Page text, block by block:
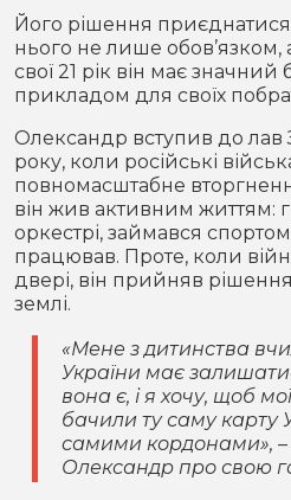
Конфлікти
Партнери
Спорт
Спорт
Футбол
Контакти
Підписатись на
Його рішення приєднатися
нього не лише обов’язком,
свої 21 рік він має
прикладом для своїх
Олександр вступив до лав
року, коли російські
повномасштабне
він жив активним життям:
оркестрі, займався
працював. Проте, коли
двері, він прийняв рішення
землі.
«Мене з дитинства
України має
вона є, і я хочу, щоб
бачили ту саму карту
самими кордонами», –
Олександр про свою